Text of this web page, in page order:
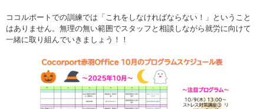
ココルポートでの訓練では「これをしなければならない！」ということ
はありません。無理の無い範囲でスタッフと相談しながら就労に向けて
一緒に取り組んでいきましょう！！